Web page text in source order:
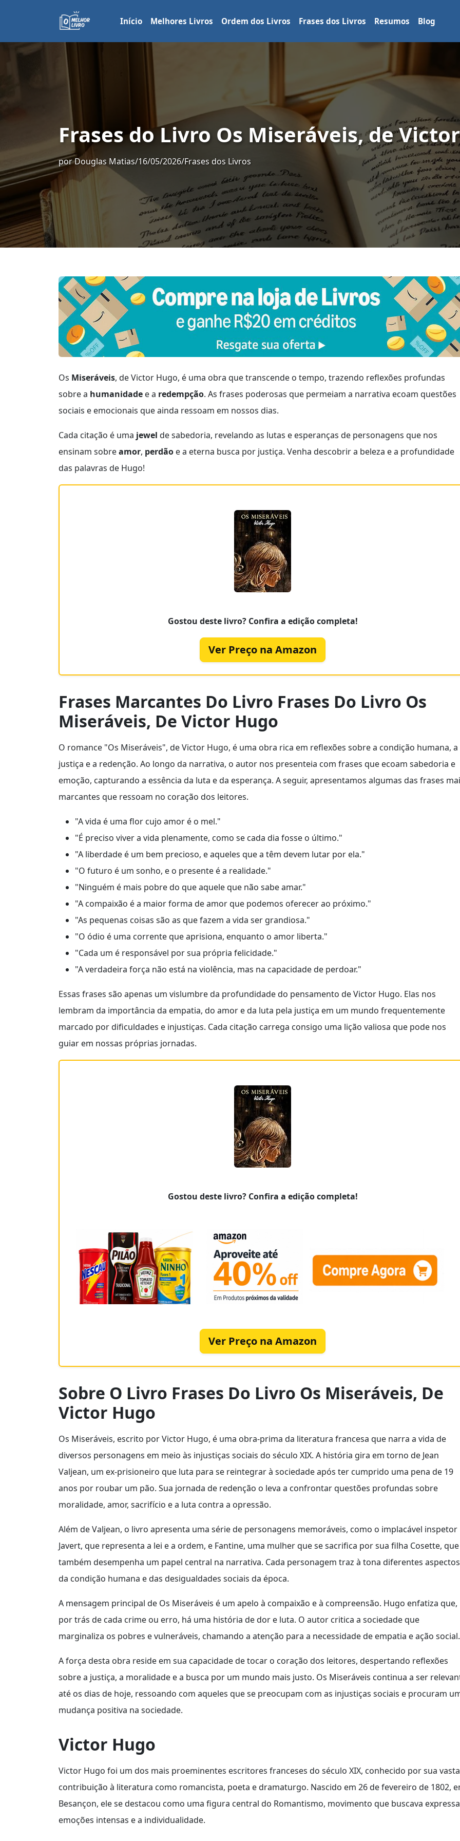
Início Melhores Livros Ordem dos Livros Frases dos Livros Resumos Blog
Frases do Livro Os Miseráveis, de
porDouglas Matias/16/05/2026/Frases dos Livros
Os Miseráveis, de Victor Hugo, é uma obra que transcende o tempo, trazendo reflexões profundas
sobre a humanidade e a redempção. As frases poderosas que permeiam a narrativa ecoam questões
sociais e emocionais que ainda ressoam em nossos dias.
Cada citação é uma jewel de sabedoria, revelando as lutas e esperanças de personagens que nos
ensinam sobreamor, perdão e a eterna busca por justiça. Venha descobrir a beleza e a profundidade
das palavras de Hugo!
Gostou deste livro? Confira a edição completa!
Ver Preço na Amazon
Frases Marcantes Do Livro Frases Do Livro Os
Miseráveis, De Victor Hugo
O romance "Os Miseráveis", de Victor Hugo, é uma obra rica em reflexões sobre a condição humana, a
justiça e a redenção. Ao longo da narrativa, o autor nos presenteia com frases que ecoam sabedoria e
emoção, capturando a essência da luta e da esperança. A seguir, apresentamos algumas das frases
marcantes que ressoam no coração dos leitores.
"A vida é uma flor cujo amor é o mel."
"É preciso viver a vida plenamente, como se cada dia fosse o último."
"A liberdade é um bem precioso, e aqueles que a têm devem lutar por ela."
"O futuro é um sonho, e o presente é a realidade."
"Ninguém é mais pobre do que aquele que não sabe amar."
"A compaixão é a maior forma de amor que podemos oferecer ao próximo."
"As pequenas coisas são as que fazem a vida ser grandiosa."
"O ódio é uma corrente que aprisiona, enquanto o amor liberta."
"Cada um é responsável por sua própria felicidade."
"A verdadeira força não está na violência, mas na capacidade de perdoar."
Essas frases são apenas um vislumbre da profundidade do pensamento de Victor Hugo. Elas nos
lembram da importância da empatia, do amor e da luta pela justiça em um mundo frequentemente
marcado por dificuldades e injustiças. Cada citação carrega consigo uma lição valiosa que pode nos
guiar em nossas próprias jornadas.
Gostou deste livro? Confira a edição completa!
Ver Preço na Amazon
Sobre O Livro Frases Do Livro Os Miseráveis, De
Victor Hugo
Os Miseráveis, escrito por Victor Hugo, é uma obra-prima da literatura francesa que narra a vida de
diversos personagens em meio às injustiças sociais do século XIX. A história gira em torno de Jean
Valjean, um ex-prisioneiro que luta para se reintegrar à sociedade após ter cumprido uma pena de 19
anos por roubar um pão. Sua jornada de redenção o leva a confrontar questões profundas sobre
moralidade, amor, sacrifício e a luta contra a opressão.
Além de Valjean, o livro apresenta uma série de personagens memoráveis, como o implacável inspetor
Javert, que representa a lei e a ordem, e Fantine, uma mulher que se sacrifica por sua filha Cosette, que
também desempenha um papel central na narrativa. Cada personagem traz à tona diferentes aspectos
da condição humana e das desigualdades sociais da época.
A mensagem principal de Os Miseráveis é um apelo à compaixão e à compreensão. Hugo enfatiza que,
por trás de cada crime ou erro, há uma história de dor e luta. O autor critica a sociedade que
marginaliza os pobres e vulneráveis, chamando a atenção para a necessidade de empatia e ação social.
A força desta obra reside em sua capacidade de tocar o coração dos leitores, despertando reflexões
sobre a justiça, a moralidade e a busca por um mundo mais justo. Os Miseráveis continua a ser
até os dias de hoje, ressoando com aqueles que se preocupam com as injustiças sociais e procuram
mudança positiva na sociedade.
Victor Hugo
Victor Hugo foi um dos mais proeminentes escritores franceses do século XIX, conhecido por sua vasta
contribuição à literatura como romancista, poeta e dramaturgo. Nascido em 26 de fevereiro de 1802,
Besançon, ele se destacou como uma figura central do Romantismo, movimento que buscava
emoções intensas e a individualidade.